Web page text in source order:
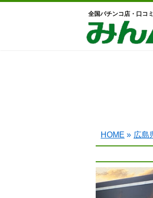
全国パチンコ店・口コ
HOME » 広島